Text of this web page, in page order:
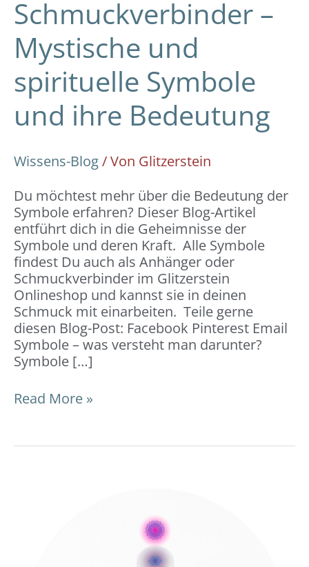
Schmuckverbinder –
Mystische und
spirituelle Symbole
und ihre Bedeutung
Wissens-Blog/ Von Glitzerstein
Du möchtest mehr über die Bedeutung der
Symbole erfahren? Dieser Blog-Artikel
entführt dich in die Geheimnisse der
Symbole und deren Kraft. Alle Symbole
findest Du auch als Anhänger oder
Schmuckverbinder im Glitzerstein
Onlineshop und kannst sie in deinen
Schmuck mit einarbeiten. Teile gerne
diesen Blog-Post: Facebook Pinterest Email
Symbole – was versteht man darunter?
Symbole […]
Read More »